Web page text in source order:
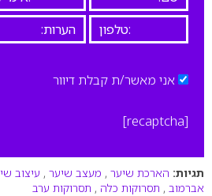
אני מאשר/ת קבלת דיוור
[recaptcha]
תגיות: הארכת שיער , מעצב שיער , עיצוב
אברמוב , תסרוקות כלה , תסרוקות ערב